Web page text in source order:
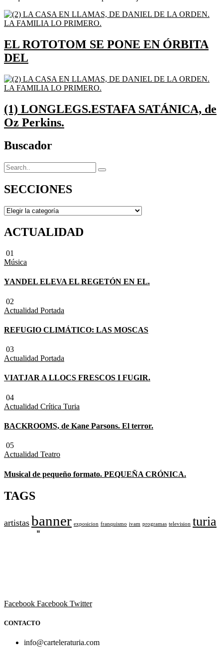
EL ROTOTOM SE PONE EN ÓRBITA
DEL
(1) LONGLEGS.ESTAFA SATÁNICA, de
Oz Perkins.
Buscador
SECCIONES
SECCIONES
ACTUALIDAD
01
Música
YANDEL ELEVA EL REGETÓN EN EL.
02
Actualidad Portada
REFUGIO CLIMÁTICO: LAS MOSCAS
03
Actualidad Portada
VIATJAR A LLOCS FRESCOS I FUGIR.
04
Actualidad Crítica Turia
BACKROOMS, de Kane Parsons. El terror.
05
Actualidad Teatro
Musical de pequeño formato. PEQUEÑA CRÓNICA.
TAGS
artistas banner exposicion franquismo ivam programas television turia
Facebook Facebook Twitter
CONTACTO
info@carteleraturia.com